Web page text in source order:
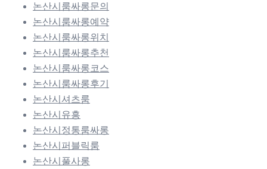
논산시룸싸롱문의
논산시룸싸롱예약
논산시룸싸롱위치
논산시룸싸롱추천
논산시룸싸롱코스
논산시룸싸롱후기
논산시셔츠룸
논산시유흥
논산시정통룸싸롱
논산시퍼블릭룸
논산시풀사롱